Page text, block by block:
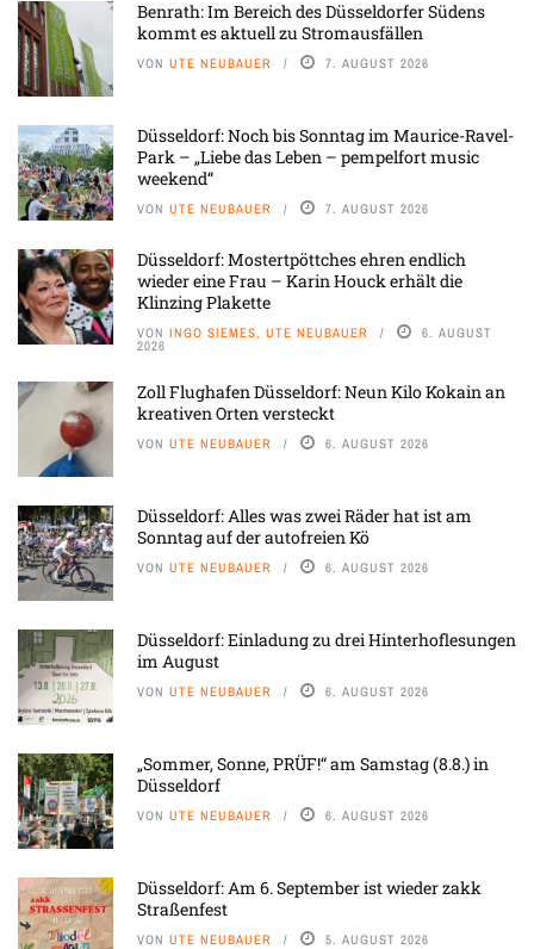
Benrath: Im Bereich des Düsseldorfer Südens
kommt es aktuell zu Stromausfällen
VON UTE NEUBAUER 7. AUGUST 2026
Düsseldorf: Noch bis Sonntag im Maurice-Ravel-
Park – „Liebe das Leben – pempelfort music
weekend“
VON UTE NEUBAUER 7. AUGUST 2026
Düsseldorf: Mostertpöttches ehren endlich
wieder eine Frau – Karin Houck erhält die
Klinzing Plakette
VON INGO SIEMES, UTE NEUBAUER 6. AUGUST
2026
Zoll Flughafen Düsseldorf: Neun Kilo Kokain an
kreativen Orten versteckt
VON UTE NEUBAUER 6. AUGUST 2026
Düsseldorf: Alles was zwei Räder hat ist am
Sonntag auf der autofreien Kö
VON UTE NEUBAUER 6. AUGUST 2026
Düsseldorf: Einladung zu drei Hinterhoflesungen
im August
VON UTE NEUBAUER 6. AUGUST 2026
„Sommer, Sonne, PRÜF!“ am Samstag (8.8.) in
Düsseldorf
VON UTE NEUBAUER 6. AUGUST 2026
Düsseldorf: Am 6. September ist wieder zakk
Straßenfest
VON UTE NEUBAUER 5. AUGUST 2026